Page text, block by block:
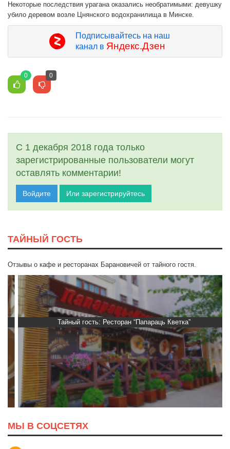
Некоторые последствия урагана оказались необратимыми: девушку
убило деревом возле Цнянского водохранилища в Минске.
Подписывайтесь на наш
канал в Яндекс.Дзен
0 0
С 1 декабря 2018 года только
зарегистрированные пользователи могут
оставлять комментарии!
Войдите Или зарегистрируйтесь
ТАЙНЫЙ ГОСТЬ
Отзывы о кафе и ресторанах Барановичей от тайного гостя.
Тайный гость: Ресторан “Папараць Кветка”
МЫ В СОЦСЕТЯХ